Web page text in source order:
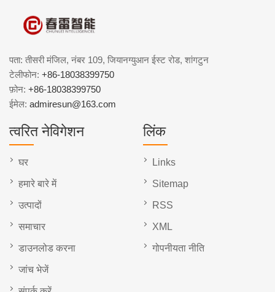
पता: तीसरी मंजिल, नंबर 109, जियानग्युआन ईस्ट रोड, शांगटुन
टेलीफोन: +86-18038399750
फ़ोन: +86-18038399750
ईमेल: admiresun@163.com
त्वरित नेविगेशन
घर
हमारे बारे में
उत्पादों
समाचार
डाउनलोड करना
जांच भेजें
लिंक
Links
Sitemap
RSS
XML
गोपनीयता नीति